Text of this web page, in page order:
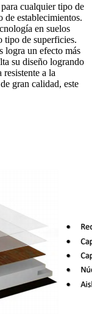
cualquier tipo de
de establecimientos.
en suelos
tipo de superficies.
logra un efecto más
su diseño logrando
a la
gran calidad, este